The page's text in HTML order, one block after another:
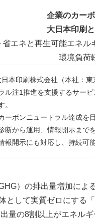
企業のカー
大日本印刷
省エネと再生可能エネ
環境負荷
本印刷株式会社（本社：
ル注1推進を支援するサー
。
ーボンニュートラル達成を
断から運用、情報開示まで
報開示にも対応し、持続可
）の排出量増加によ
として実質ゼロにする
量の8割以上がエネル